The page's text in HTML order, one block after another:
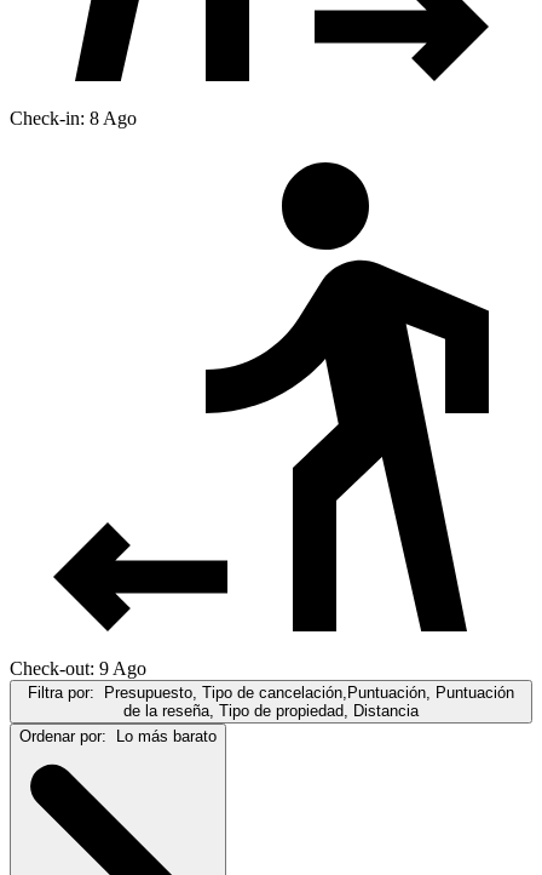
Check-in: 8 Ago
Check-out: 9 Ago
Filtra por: Presupuesto, Tipo de cancelación,Puntuación, Puntuación
de la reseña, Tipo de propiedad, Distancia
Ordenar por: Lo más barato